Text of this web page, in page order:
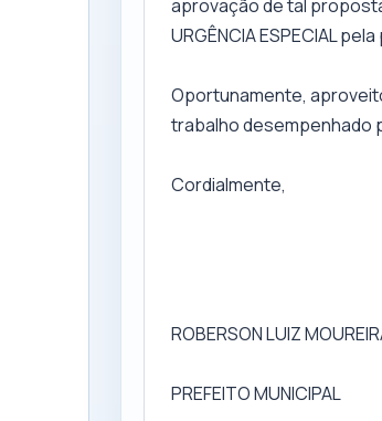
aprovação de tal
URGÊNCIA ESPECIAL
Oportunamente,
trabalho desempenhado
Cordialmente,
ROBERSON LUIZ
PREFEITO MUNICIPAL